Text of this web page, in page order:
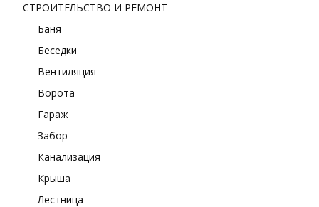
СТРОИТЕЛЬСТВО И РЕМОНТ
Баня
Беседки
Вентиляция
Ворота
Гараж
Забор
Канализация
Крыша
Лестница